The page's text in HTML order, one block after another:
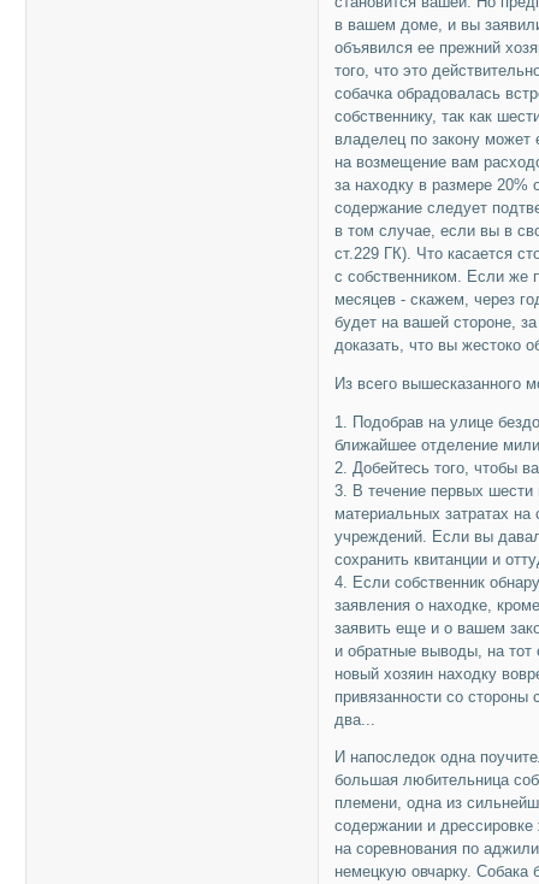
в вашем доме, и вы
объявился ее прежний
того, что это
собачка обрадовалась
собственнику, так как
владелец по закону может
на возмещение вам
за находку в размере 20%
содержание следует
в том случае, если вы в
ст.229 ГК). Что касается
с собственником. Если же
месяцев - скажем, через
будет на вашей стороне,
доказать, что вы жестоко
Из всего
1. Подобрав на улице
ближайшее отделение
2. Добейтесь того, чтобы
3. В течение первых шести
материальных затратах на
учреждений. Если вы
сохранить квитанции и
4. Если собственник
заявления о находке,
заявить еще и о вашем
и обратные выводы, на тот
новый хозяин находку
привязанности со стороны
два...
И напоследок одна
большая любительница
племени, одна из
содержании и
на соревнования по
немецкую овчарку. Собака